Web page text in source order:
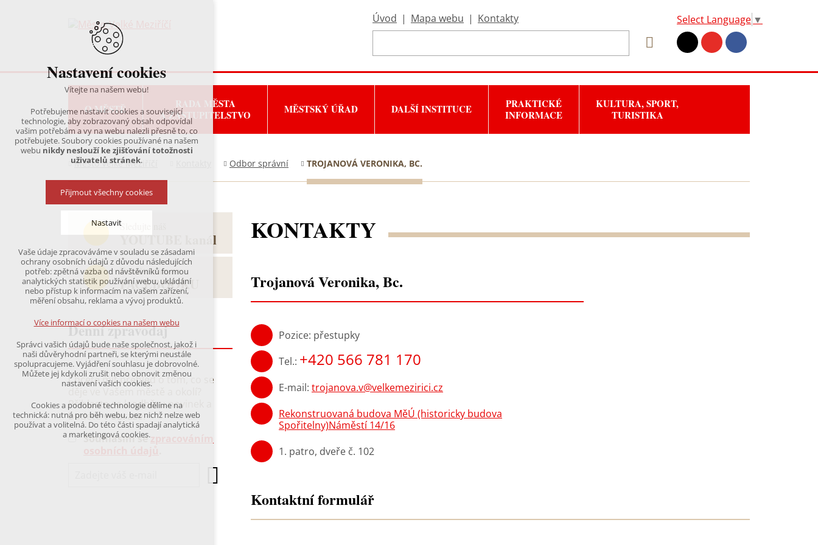
Úvod | Mapa webu | Kontakty Select Language ▼
O MĚSTĚ
RADA MĚSTA
A ZASTUPITELSTVO
MĚSTSKÝ ÚŘAD DALŠÍ INSTITUCE
PRAKTICKÉ
INFORMACE
KULTURA, SPORT,
TURISTIKA
Město Velké Meziříčí Odbor správní TROJANOVÁ VERONIKA, BC.
KONTAKTY
Trojanová Veronika, Bc.
Pozice: přestupky
Tel.: +420 566 781 170
E-mail: trojanova.v@velkemezirici.cz
Rekonstruovaná budova MěÚ (historicky budova
Spořitelny)Náměstí 14/16
1. patro, dveře č. 102
Kontaktní formulář
Sledujte náš
YOUTUBE kanál
Fanděte nám na
FACEBOOKU
Denní zpravodaj
Chcete mít přehled o tom, co se
Přihlaste se k odběru novinek a
budete v obraze.
Souhlasím se
Nastavení cookies
Vítejte na našem webu!
Potřebujeme nastavit cookies a související
technologie, aby zobrazovaný obsah odpovídal
vašim potřebám a vy na webu nalezli přesně to, co
potřebujete. Soubory cookies používané na našem
webu nikdy neslouží ke zjišťování totožnosti
uživatelů stránek.
Přijmout všechny cookies
Nastavit
Technická cookies
nutná pro provozování webu
udržení kontextu stránek (session): případná
přihlášení, volby jazyka, apod.
analytická pro anonymizované vyhodnocení
návštěvnosti
marketingová cookies
(Google,Hotjar,Leadfeeder))
Více informací o cookies na našem webu
Přijmout všechny cookies
Odmítnout vše
Vaše údaje zpracováváme v souladu se zásadami
ochrany osobních údajů z důvodu následujících
potřeb: zpětná vazba od návštěvníků formou
analytických statistik používání webu, ukládání
nebo přístup k informacím na vašem zařízení,
měření obsahu, reklama a vývoj produktů.
Více informací o cookies na našem webu
Správci vašich údajů bude naše společnost, jakož i
naši důvěryhodní partneři, se kterými neustále
spolupracujeme. Vyjádření souhlasu je dobrovolné.
Můžete jej kdykoli zrušit nebo obnovit změnou
nastavení vašich cookies.
Cookies a podobné technologie dělíme na
technická: nutná pro běh webu, bez nichž nelze web
používat a volitelná. Do této části spadají analytická
a marketingová cookies.